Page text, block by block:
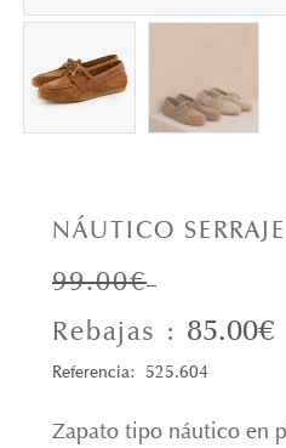
NÁUTICO
99.00€
Rebajas : 85.00€
Referencia: 525.604
Zapato tipo náutico en